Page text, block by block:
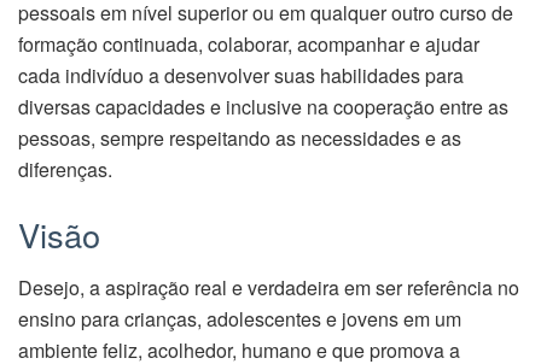
pessoais em nível superior ou em qualquer outro curso de
formação continuada, colaborar, acompanhar e ajudar
cada indivíduo a desenvolver suas habilidades para
diversas capacidades e inclusive na cooperação entre as
pessoas, sempre respeitando as necessidades e as
diferenças.
Visão
Desejo, a aspiração real e verdadeira em ser referência no
ensino para crianças, adolescentes e jovens em um
ambiente feliz, acolhedor, humano e que promova a